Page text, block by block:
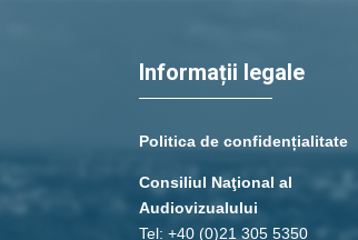
Informații legale
Politica de confidențialitate
Consiliul Naţional al
Audiovizualului
Tel: +40 (0)21 305 5350